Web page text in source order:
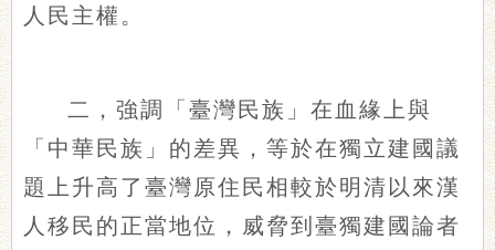
人民主權。
二，強調「臺灣民族」在血緣上與
「中華民族」的差異，等於在獨立建國議
題上升高了臺灣原住民相較於明清以來漢
人移民的正當地位，威脅到臺獨建國論者